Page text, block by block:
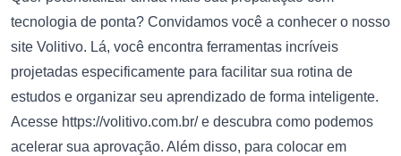
tecnologia de ponta? Convidamos você a conhecer o nosso
site Volitivo. Lá, você encontra ferramentas incríveis
projetadas especificamente para facilitar sua rotina de
estudos e organizar seu aprendizado de forma inteligente.
Acesse https://volitivo.com.br/e descubra como podemos
acelerar sua aprovação. Além disso, para colocar em